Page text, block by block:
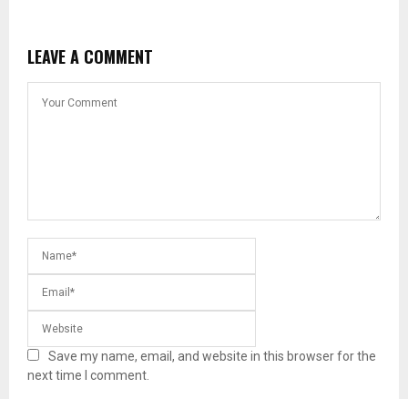
LEAVE A COMMENT
Save my name, email, and website in this browser for the
next time I comment.